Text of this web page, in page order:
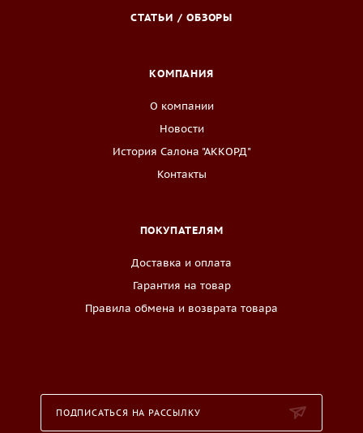
СТАТЬИ / ОБЗОРЫ
КОМПАНИЯ
О компании
Новости
История Салона "АККОРД"
Контакты
ПОКУПАТЕЛЯМ
Доставка и оплата
Гарантия на товар
Правила обмена и возврата товара
ПОДПИСАТЬСЯ НА РАССЫЛКУ